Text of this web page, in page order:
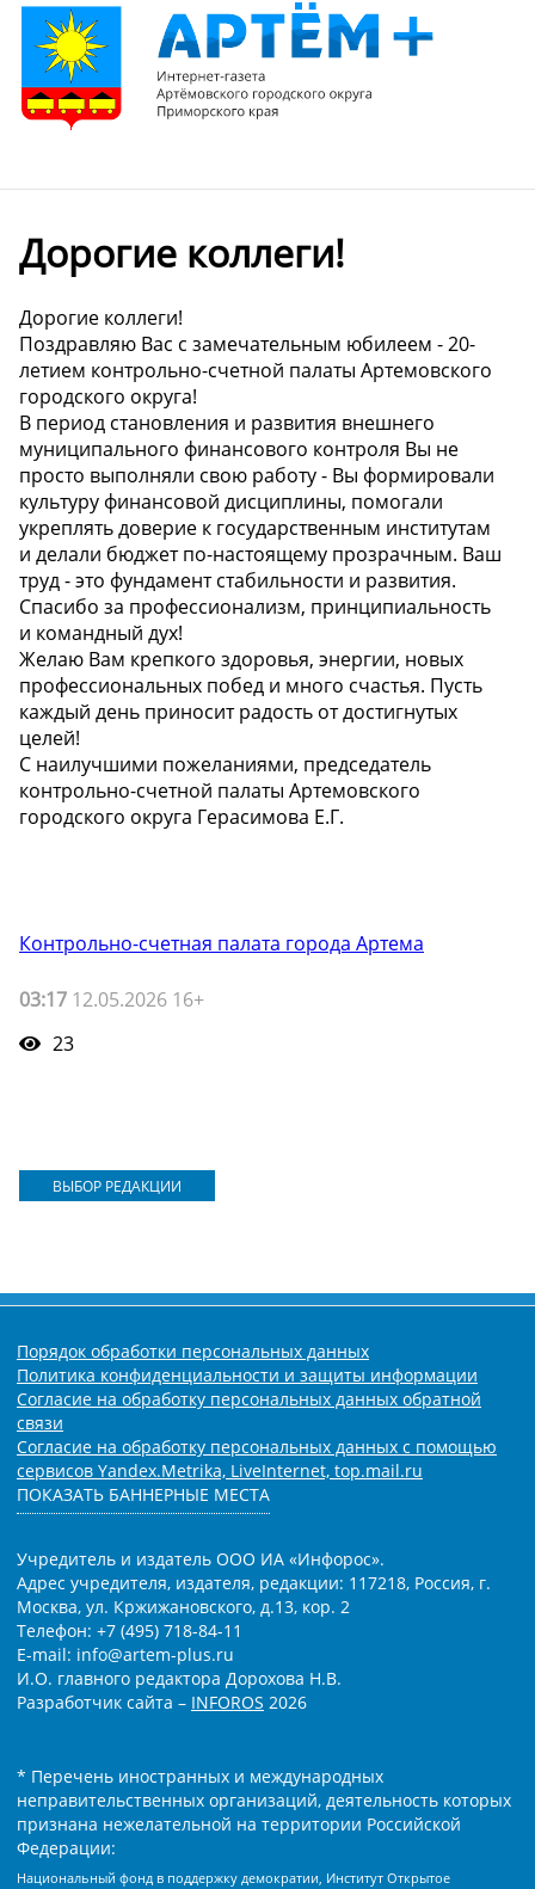
Дорогие коллеги!
Дорогие коллеги!
Поздравляю Вас с замечательным юбилеем - 20-
летием контрольно-счетной палаты Артемовского
городского округа!
В период становления и развития внешнего
муниципального финансового контроля Вы не
просто выполняли свою работу - Вы формировали
культуру финансовой дисциплины, помогали
укреплять доверие к государственным институтам
и делали бюджет по-настоящему прозрачным. Ваш
труд - это фундамент стабильности и развития.
Спасибо за профессионализм, принципиальность
и командный дух!
Желаю Вам крепкого здоровья, энергии, новых
профессиональных побед и много счастья. Пусть
каждый день приносит радость от достигнутых
целей!
С наилучшими пожеланиями, председатель
контрольно-счетной палаты Артемовского
городского округа Герасимова Е.Г.
Контрольно-счетная палата города Артема
03:17 12.05.2026 16+
23
ВЫБОР РЕДАКЦИИ
Порядок обработки персональных данных
Политика конфиденциальности и защиты информации
Согласие на обработку персональных данных обратной
связи
Согласие на обработку персональных данных с помощью
сервисов Yandex.Metrika, LiveInternet, top.mail.ru
ПОКАЗАТЬ БАННЕРНЫЕ МЕСТА
Учредитель и издатель ООО ИА «Инфорос».
Адрес учредителя, издателя, редакции: 117218, Россия, г.
Москва, ул. Кржижановского, д.13, кор. 2
Телефон: +7 (495) 718-84-11
E-mail: info@artem-plus.ru
И.О. главного редактора Дорохова Н.В.
Разработчик сайта – INFOROS 2026
* Перечень иностранных и международных
неправительственных организаций, деятельность которых
признана нежелательной на территории Российской
Федерации:
Национальный фонд в поддержку демократии, Институт Открытое